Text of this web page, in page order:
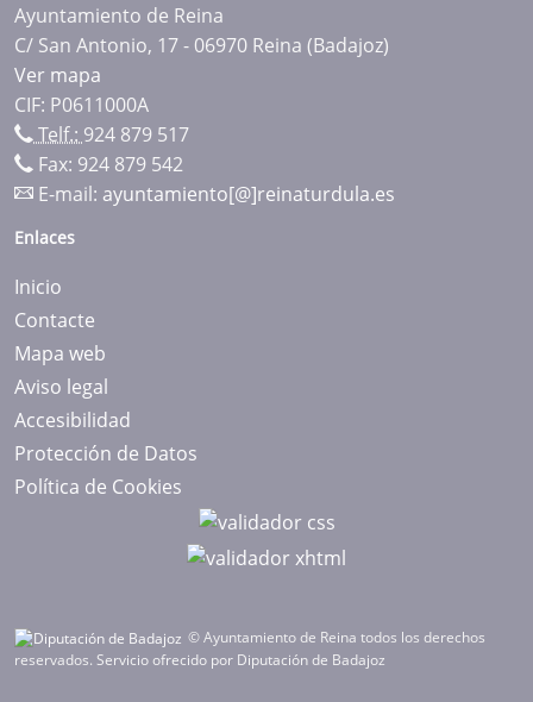
Ayuntamiento de Reina
C/ San Antonio, 17 - 06970 Reina (Badajoz)
Ver mapa
CIF: P0611000A
Telf.: 924 879 517
Fax: 924 879 542
E-mail: ayuntamiento[@]reinaturdula.es
Enlaces
Inicio
Contacte
Mapa web
Aviso legal
Accesibilidad
Protección de Datos
Política de Cookies
© Ayuntamiento de Reina todos los derechos
reservados. Servicio ofrecido por Diputación de Badajoz